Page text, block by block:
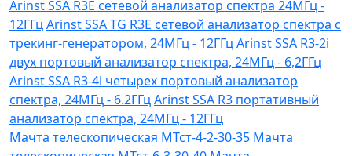
Arinst SSA R3Е сетевой анализатор спектра 24МГц -
12ГГцArinst SSA TG R3Е сетевой анализатор спектра с
трекинг-генератором, 24МГц - 12ГГцArinst SSA R3-2i
двух портовый анализатор спектра, 24МГц - 6,2ГГц
Arinst SSA R3-4i четырех портовый анализатор
спектра, 24МГц - 6.2ГГцArinst SSA R3 портативный
анализатор спектра, 24МГц - 12ГГц
Мачта телескопическая МТст-4-2-30-35 Мачта